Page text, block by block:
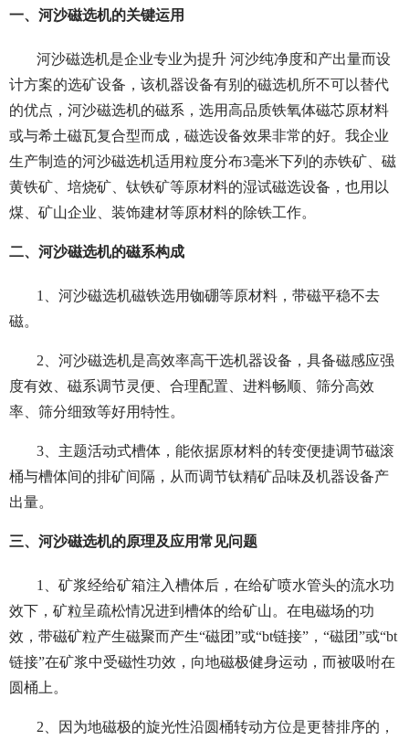
一、河沙磁选机的关键运用
河沙磁选机是企业专业为提升 河沙纯净度和产出量而设
计方案的选矿设备，该机器设备有别的磁选机所不可以替代
的优点，河沙磁选机的磁系，选用高品质铁氧体磁芯原材料
或与希土磁瓦复合型而成，磁选设备效果非常的好。我企业
生产制造的河沙磁选机适用粒度分布3毫米下列的赤铁矿、磁
黄铁矿、培烧矿、钛铁矿等原材料的湿试磁选设备，也用以
煤、矿山企业、装饰建材等原材料的除铁工作。
二、河沙磁选机的磁系构成
1、河沙磁选机磁铁选用铷硼等原材料，带磁平稳不去
磁。
2、河沙磁选机是高效率高干选机器设备，具备磁感应强
度有效、磁系调节灵便、合理配置、进料畅顺、筛分高效
率、筛分细致等好用特性。
3、主题活动式槽体，能依据原材料的转变便捷调节磁滚
桶与槽体间的排矿间隔，从而调节钛精矿品味及机器设备产
出量。
三、河沙磁选机的原理及应用常见问题
1、矿浆经给矿箱注入槽体后，在给矿喷水管头的流水功
效下，矿粒呈疏松情况进到槽体的给矿山。在电磁场的功
效，带磁矿粒产生磁聚而产生“磁团”或“bt链接”，“磁团”或“bt
链接”在矿浆中受磁性功效，向地磁极健身运动，而被吸咐在
圆桶上。
2、因为地磁极的旋光性沿圆桶转动方位是更替排序的，